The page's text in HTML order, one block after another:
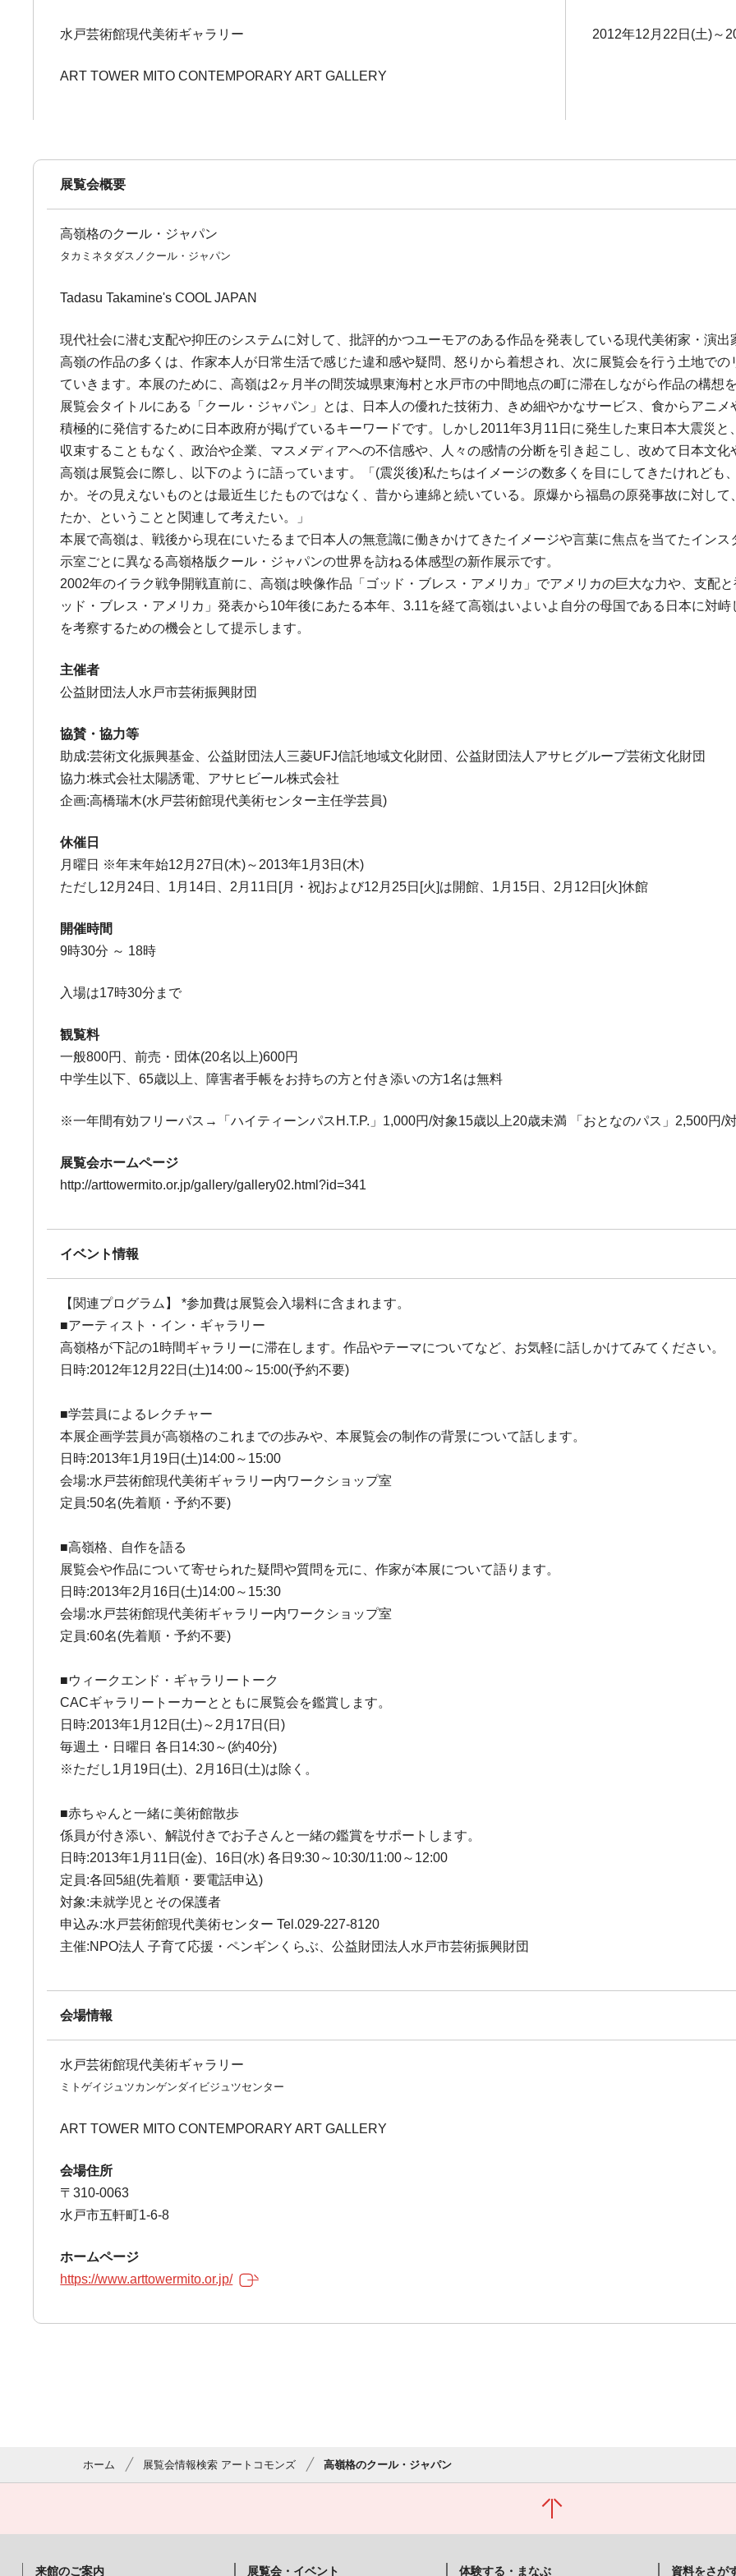
水戸芸術館現代美術ギャラリー
ART TOWER MITO CONTEMPORARY ART GALLERY
2012年12月22日(土)～
展覧会概要
高嶺格のクール・ジャパン
タカミネタダスノクール・ジャパン
Tadasu Takamine's COOL JAPAN
現代社会に潜む支配や抑圧のシステムに対して、批評的かつユーモアのある作品を発表している現代美術家・演出
高嶺の作品の多くは、作家本人が日常生活で感じた違和感や疑問、怒りから着想され、次に展覧会を行う土地で
ていきます。本展のために、高嶺は2ヶ月半の間茨城県東海村と水戸市の中間地点の町に滞在しながら作品の構想
展覧会タイトルにある「クール・ジャパン」とは、日本人の優れた技術力、きめ細やかなサービス、食からアニ
積極的に発信するために日本政府が掲げているキーワードです。しかし2011年3月11日に発生した東日本大震災
収束することもなく、政治や企業、マスメディアへの不信感や、人々の感情の分断を引き起こし、改めて日本文化
高嶺は展覧会に際し、以下のように語っています。「(震災後)私たちはイメージの数多くを目にしてきたけれども
か。その見えないものとは最近生じたものではなく、昔から連綿と続いている。原爆から福島の原発事故に対し
たか、ということと関連して考えたい。」
本展で高嶺は、戦後から現在にいたるまで日本人の無意識に働きかけてきたイメージや言葉に焦点を当てたイン
示室ごとに異なる高嶺格版クール・ジャパンの世界を訪ねる体感型の新作展示です。
2002年のイラク戦争開戦直前に、高嶺は映像作品「ゴッド・ブレス・アメリカ」でアメリカの巨大な力や、支配
ッド・ブレス・アメリカ」発表から10年後にあたる本年、3.11を経て高嶺はいよいよ自分の母国である日本に対
を考察するための機会として提示します。
主催者
公益財団法人水戸市芸術振興財団
協賛・協力等
助成:芸術文化振興基金、公益財団法人三菱UFJ信託地域文化財団、公益財団法人アサヒグループ芸術文化財団
協力:株式会社太陽誘電、アサヒビール株式会社
企画:高橋瑞木(水戸芸術館現代美術センター主任学芸員)
休催日
月曜日 ※年末年始12月27日(木)～2013年1月3日(木)
ただし12月24日、1月14日、2月11日[月・祝]および12月25日[火]は開館、1月15日、2月12日[火]休館
開催時間
9時30分 ～ 18時
入場は17時30分まで
観覧料
一般800円、前売・団体(20名以上)600円
中学生以下、65歳以上、障害者手帳をお持ちの方と付き添いの方1名は無料
※一年間有効フリーパス→「ハイティーンパスH.T.P.」1,000円/対象15歳以上20歳未満 「おとなのパス」2,500円/
展覧会ホームページ
http://arttowermito.or.jp/gallery/gallery02.html?id=341
イベント情報
【関連プログラム】 *参加費は展覧会入場料に含まれます。
■アーティスト・イン・ギャラリー
高嶺格が下記の1時間ギャラリーに滞在します。作品やテーマについてなど、お気軽に話しかけてみてください。
日時:2012年12月22日(土)14:00～15:00(予約不要)
■学芸員によるレクチャー
本展企画学芸員が高嶺格のこれまでの歩みや、本展覧会の制作の背景について話します。
日時:2013年1月19日(土)14:00～15:00
会場:水戸芸術館現代美術ギャラリー内ワークショップ室
定員:50名(先着順・予約不要)
■高嶺格、自作を語る
展覧会や作品について寄せられた疑問や質問を元に、作家が本展について語ります。
日時:2013年2月16日(土)14:00～15:30
会場:水戸芸術館現代美術ギャラリー内ワークショップ室
定員:60名(先着順・予約不要)
■ウィークエンド・ギャラリートーク
CACギャラリートーカーとともに展覧会を鑑賞します。
日時:2013年1月12日(土)～2月17日(日)
毎週土・日曜日 各日14:30～(約40分)
※ただし1月19日(土)、2月16日(土)は除く。
■赤ちゃんと一緒に美術館散歩
係員が付き添い、解説付きでお子さんと一緒の鑑賞をサポートします。
日時:2013年1月11日(金)、16日(水) 各日9:30～10:30/11:00～12:00
定員:各回5組(先着順・要電話申込)
対象:未就学児とその保護者
申込み:水戸芸術館現代美術センター Tel.029-227-8120
主催:NPO法人 子育て応援・ペンギンくらぶ、公益財団法人水戸市芸術振興財団
会場情報
水戸芸術館現代美術ギャラリー
ミトゲイジュツカンゲンダイビジュツセンター
ART TOWER MITO CONTEMPORARY ART GALLERY
会場住所
〒310-0063
水戸市五軒町1-6-8
ホームページ
https://www.arttowermito.or.jp/
ホーム 展覧会情報検索 アートコモンズ 高嶺格のクール・ジャパン
来館のご案内 展覧会・イベント 体験する・まなぶ 資料をさが